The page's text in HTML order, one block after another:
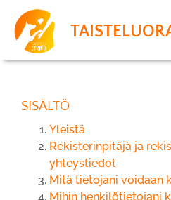
SISÄLTÖ
Yleistä
Rekisterinpitäjä ja
yhteystiedot
Mitä tietojani voidaan
Mihin henkilötietojani